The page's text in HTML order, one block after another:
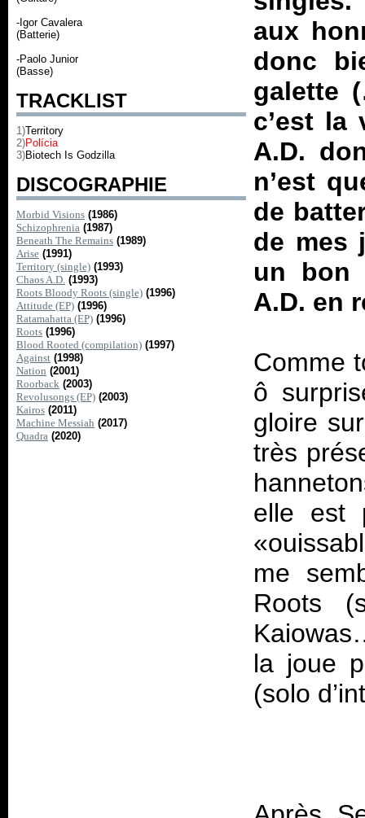
-Igor Cavalera
(Batterie)
-Paolo Junior
(Basse)
TRACKLIST
1)Territory
2)Polícia
3)Biotech Is Godzilla
DISCOGRAPHIE
Morbid Visions (1986)
Schizophrenia (1987)
Beneath The Remains (1989)
Arise (1991)
Territory (single) (1993)
Chaos A.D. (1993)
Roots Bloody Roots (single) (1996)
Attitude (EP) (1996)
Ratamahatta (EP) (1996)
Roots (1996)
Blood Rooted (compilation) (1997)
Against (1998)
Nation (2001)
Roorback (2003)
Revolusongs (EP) (2003)
Kairos (2011)
Machine Messiah (2017)
Quadra (2020)
aux
donc
galette
c’est la
A.D.
n’est
de
de mes
un bon
A.D. en
Comme
ô
gloire
très
elle est
me
Roots
Kaiowas
la joue